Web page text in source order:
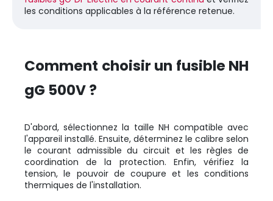
les conditions applicables à la référence retenue.
Comment choisir un fusible NH
gG 500V ?
D'abord, sélectionnez la taille NH compatible avec
l'appareil installé. Ensuite, déterminez le calibre selon
le courant admissible du circuit et les règles de
coordination de la protection. Enfin, vérifiez la
tension, le pouvoir de coupure et les conditions
thermiques de l'installation.